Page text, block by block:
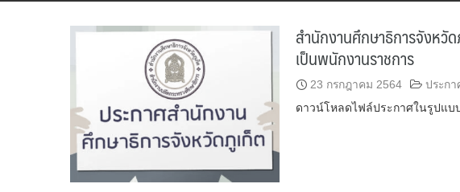
สำนักงานศึกษาธิการจังหวั
เป็นพนักงานราชการ
23 กรกฎาคม 2564
ประก
ดาวน์โหลดไฟล์ประกาศในรูปแบ